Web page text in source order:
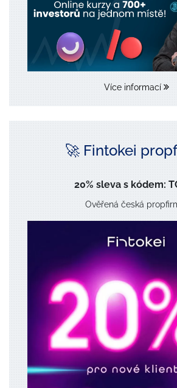
Více informací
🚀 Fintokei
20% sleva s kódem:
Ověřená česká